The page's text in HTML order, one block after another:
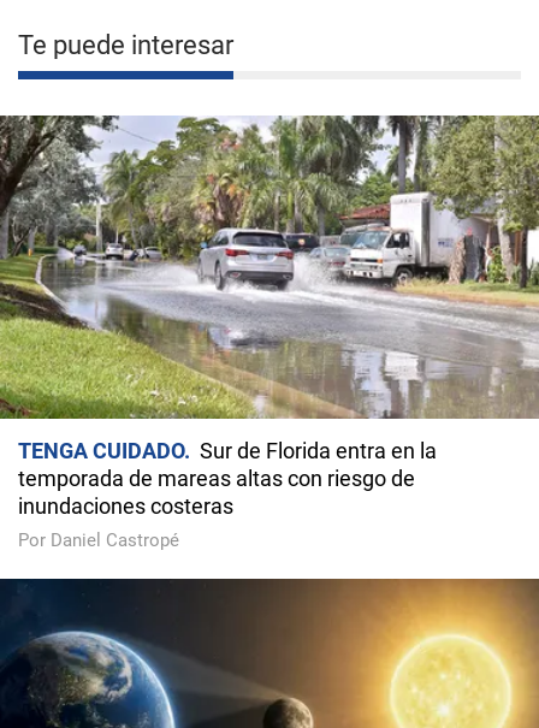
Te puede interesar
TENGA CUIDADO
Sur de Florida entra en la
temporada de mareas altas con riesgo de
inundaciones costeras
Por Daniel Castropé